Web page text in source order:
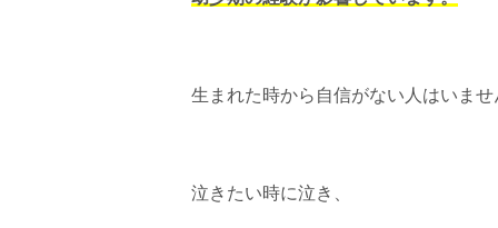
生まれた時から自信がない人はいませ
泣きたい時に泣き、